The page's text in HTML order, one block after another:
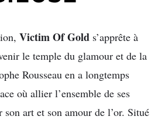
Victim Of Gold s’apprête à
le temple du glamour et de la
Rousseau en a longtemps
où allier l’ensemble de ses
art et son amour de l’or. Situé